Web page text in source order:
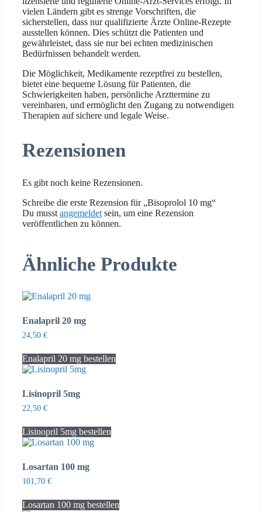
vielen Ländern gibt es strenge Vorschriften, die
sicherstellen, dass nur qualifizierte Ärzte Online-Rezepte
ausstellen können. Dies schützt die Patienten und
gewährleistet, dass sie nur bei echten medizinischen
Bedürfnissen behandelt werden.
Die Möglichkeit, Medikamente rezeptfrei zu bestellen,
bietet eine bequeme Lösung für Patienten, die
Schwierigkeiten haben, persönliche Arzttermine zu
vereinbaren, und ermöglicht den Zugang zu notwendigen
Therapien auf sichere und legale Weise.
Rezensionen
Es gibt noch keine Rezensionen.
Schreibe die erste Rezension für „Bisoprolol 10 mg“
Du musst angemeldet sein, um eine Rezension
veröffentlichen zu können.
Ähnliche Produkte
Enalapril 20 mg
24,50 €
Enalapril 20 mg bestellen
Lisinopril 5mg
22,50 €
Lisinopril 5mg bestellen
Losartan 100 mg
101,70 €
Losartan 100 mg bestellen